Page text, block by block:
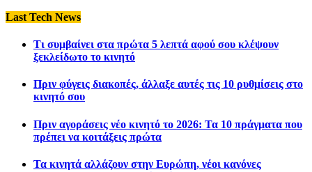
Last Tech News
Τι συμβαίνει στα πρώτα 5 λεπτά αφού σου κλέψουν
ξεκλείδωτο το κινητό
Πριν φύγεις διακοπές, άλλαξε αυτές τις 10 ρυθμίσεις στο
κινητό σου
Πριν αγοράσεις νέο κινητό το 2026: Τα 10 πράγματα που
πρέπει να κοιτάξεις πρώτα
Τα κινητά αλλάζουν στην Ευρώπη, νέοι κανόνες